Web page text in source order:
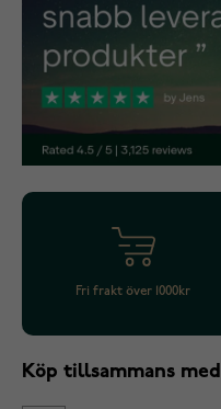
Fri frakt över 1000kr
Köp tillsammans med